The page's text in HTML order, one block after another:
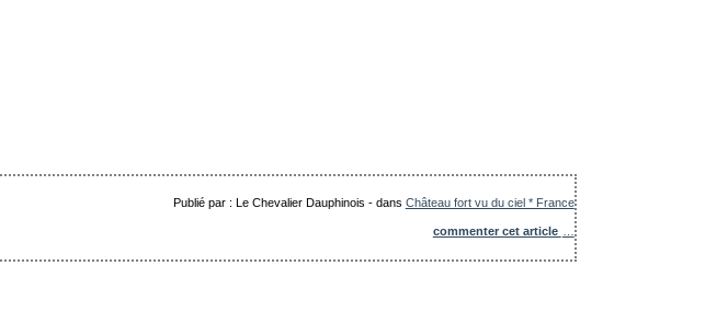
Publié par : Le Chevalier Dauphinois -dans Château fort vu du ciel * France
commenter cet article